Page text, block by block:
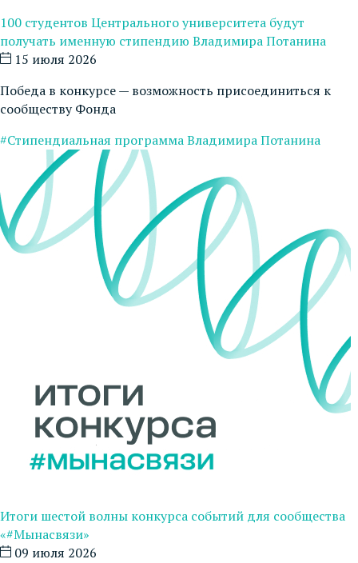
100 студентов Центрального университета будут
получать именную стипендию Владимира Потанина
15 июля 2026
Победа в конкурсе — возможность присоединиться к
сообществу Фонда
#Стипендиальная программа Владимира Потанина
Итоги шестой волны конкурса событий для сообщества
«#Мынасвязи»
09 июля 2026